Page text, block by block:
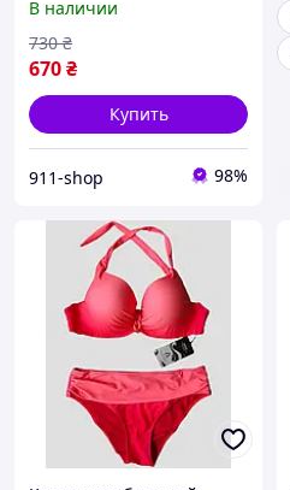
В наличии
670₴
730 ₴
Купить
911-shop 98%